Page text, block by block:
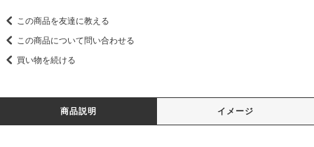
この商品を友達に教える
この商品について問い合わせる
買い物を続ける
商品説明 イメージ